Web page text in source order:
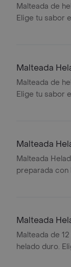
Malteada de
Elige tu sabor
Malteada
Malteada de
Elige tu sabor
Malteada
Malteada
preparada con
Malteada
Malteada de
helado duro.